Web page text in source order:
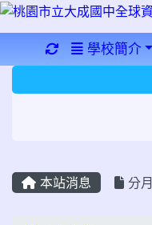
重新取得佈景
學校簡介
本站消息 分